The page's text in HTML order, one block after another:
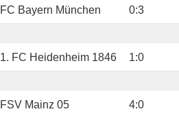
FC Bayern München 0:3
1. FC Heidenheim 1846 1:0
FSV Mainz 05 4:0